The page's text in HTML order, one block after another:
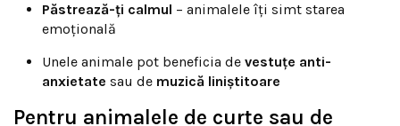
Păstrează-ți calmul – animalele îți simt starea
emoțională
Unele animale pot beneficia de vestuțe anti-
anxietate sau de muzică liniștitoare
Pentru animalele de curte sau de